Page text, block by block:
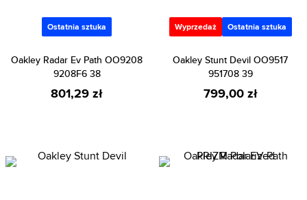
Ostatnia sztuka
Oakley Radar Ev Path OO9208
9208F6 38
801,29 zł
Wyprzedaż Ostatnia sztuka
Oakley Stunt Devil OO9517
951708 39
799,00 zł